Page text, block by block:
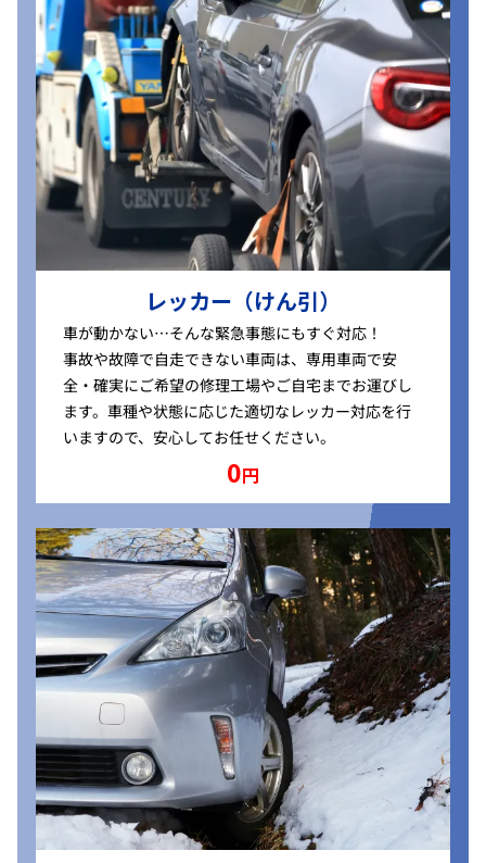
レッカー（けん引）
車が動かない…そんな緊急事態にもすぐ対応！
事故や故障で自走できない車両は、専用車両で安
全・確実にご希望の修理工場やご自宅までお運びし
ます。車種や状態に応じた適切なレッカー対応を行
いますので、安心してお任せください。
0円